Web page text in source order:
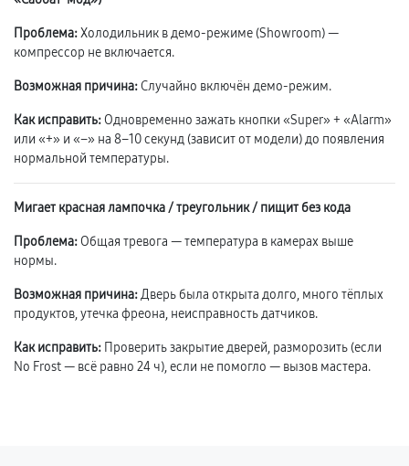
Проблема:Холодильник в демо-режиме (Showroom) —
компрессор не включается.
Возможная причина:Случайно включён демо-режим.
Как исправить:Одновременно зажать кнопки «Super» + «Alarm»
или «+» и «–» на 8–10 секунд (зависит от модели) до появления
нормальной температуры.
Мигает красная лампочка / треугольник / пищит без кода
Проблема:Общая тревога — температура в камерах выше
нормы.
Возможная причина:Дверь была открыта долго, много тёплых
продуктов, утечка фреона, неисправность датчиков.
Как исправить: Проверить закрытие дверей, разморозить (если
No Frost — всё равно 24 ч), если не помогло — вызов мастера.